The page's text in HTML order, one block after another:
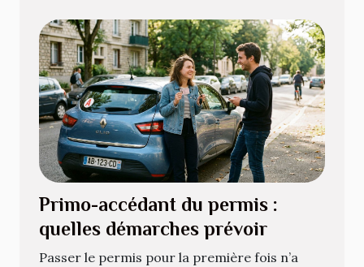
Primo-accédant du permis :
quelles démarches prévoir
Passer le permis pour la première fois n’a